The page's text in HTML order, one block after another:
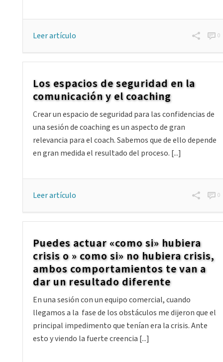
Leer artículo 0
Los espacios de seguridad en la
comunicación y el coaching
Crear un espacio de seguridad para las confidencias de
una sesión de coaching es un aspecto de gran
relevancia para el coach. Sabemos que de ello depende
en gran medida el resultado del proceso. [...]
Leer artículo 0
Puedes actuar «como si» hubiera
crisis o » como si» no hubiera crisis,
ambos comportamientos te van a
dar un resultado diferente
En una sesión con un equipo comercial, cuando
llegamos a la fase de los obstáculos me dijeron que el
principal impedimento que tenían era la crisis. Ante
esto y viendo la fuerte creencia [...]